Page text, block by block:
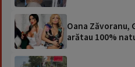
Oana Zăvoranu,
arătau 100%